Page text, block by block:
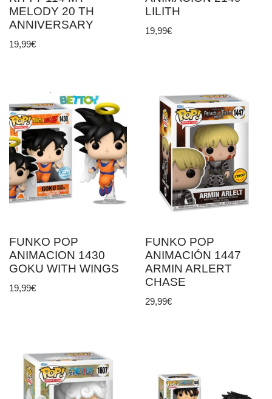
MELODY 20 TH
ANNIVERSARY
19,99€
LILITH
19,99€
FUNKO POP
ANIMACION 1430
GOKU WITH WINGS
19,99€
FUNKO POP
ANIMACIÓN 1447
ARMIN ARLERT
CHASE
29,99€